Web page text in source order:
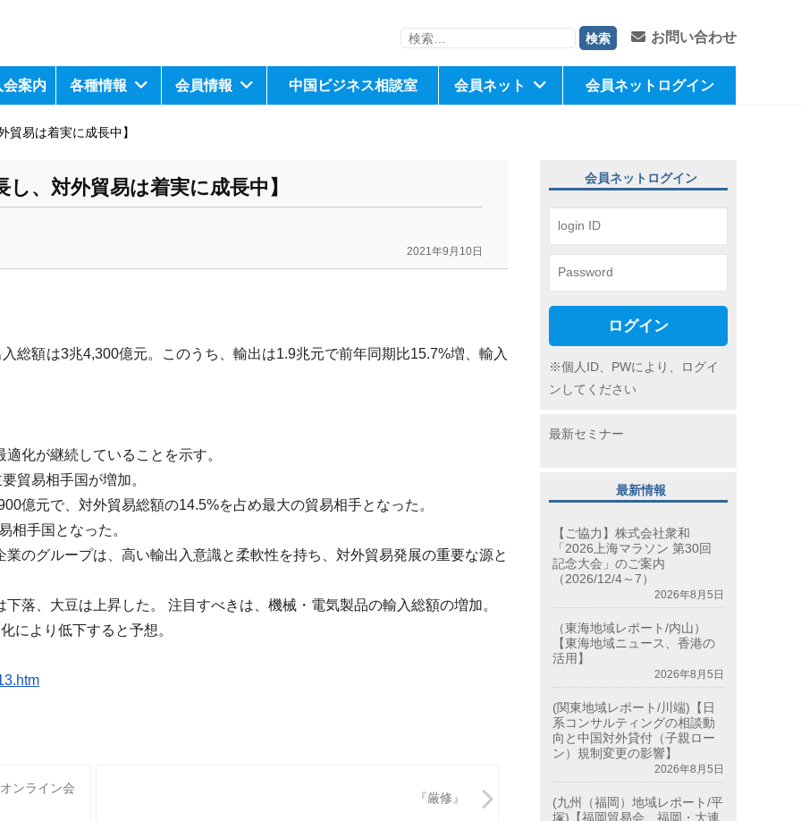
検
お問い合わせ
会案内 各種情報 会員情報 中国ビジネス相談室 会員ネット 会員ネットログイン
貿易は着実に成長中】
、対外貿易は着実に成長中】
2021年9月10日
総額は3兆4,300億元。このうち、輸出は1.9兆元で前年同期比15.7%増、輸入
適化が継続していることを示す。
貿易相手国が増加。
億元で、対外貿易総額の14.5%を占め最大の貿易相手となった。
相手国となった。
のグループは、 高い輸出入意識と柔軟性を持ち、 対外貿易発展の重要な源と
落、 大豆は上昇した。 注目すべきは、機械・電気製品の輸入総額の増加。
により低下すると予想。
ンライン会
『厳修』
会員ネットログイン
ログイン
※個人ID、PWにより、ログイ
ンしてください
最新セミナー
最新情報
【ご協力】株式会社衆和
「2026上海マラソン 第30回
記念大会」のご案内
（2026/12/4～7）
2026年8月5日
（東海地域レポート/内山）
【東海地域ニュース、香港の
活用】
2026年8月5日
(関東地域レポート/川端)【日
系コンサルティングの相談動
向と中国対外貸付（子親ロー
ン）規制変更の影響】
2026年8月5日
(九州（福岡）地域レポート/平
塚)【福岡貿易会、福岡・大連